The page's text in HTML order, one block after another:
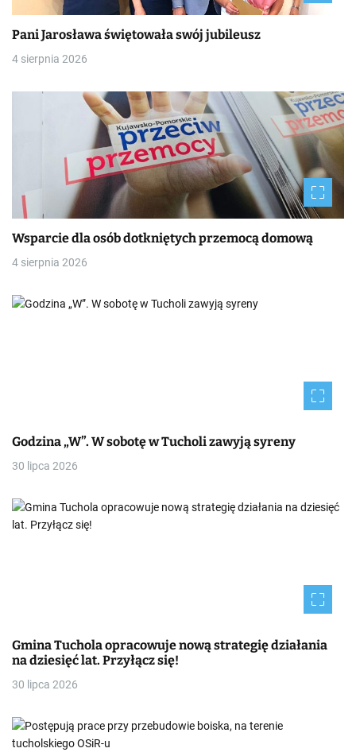
Pani Jarosława świętowała swój jubileusz
4 sierpnia 2026
Wsparcie dla osób dotkniętych przemocą domową
4 sierpnia 2026
Godzina „W”. W sobotę w Tucholi zawyją syreny
30 lipca 2026
Gmina Tuchola opracowuje nową strategię działania
na dziesięć lat. Przyłącz się!
30 lipca 2026